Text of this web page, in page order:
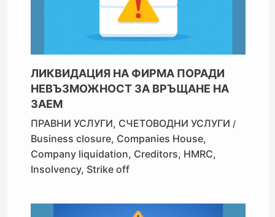
ЛИКВИДАЦИЯ НА ФИРМА ПОРАДИ
НЕВЪЗМОЖНОСТ ЗА ВРЪЩАНЕ НА
ЗАЕМ
ПРАВНИ УСЛУГИ, СЧЕТОВОДНИ УСЛУГИ /
Business closure, Companies House,
Company liquidation, Creditors, HMRC,
Insolvency, Strike off